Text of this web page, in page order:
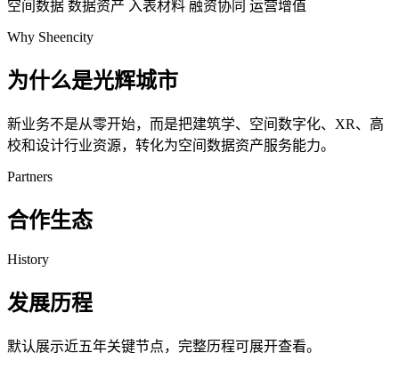
空间数据 数据资产 入表材料 融资协同 运营增值
Why Sheencity
为什么是光辉城市
新业务不是从零开始，而是把建筑学、空间数字化、XR、高
校和设计行业资源，转化为空间数据资产服务能力。
Partners
合作生态
History
发展历程
默认展示近五年关键节点，完整历程可展开查看。